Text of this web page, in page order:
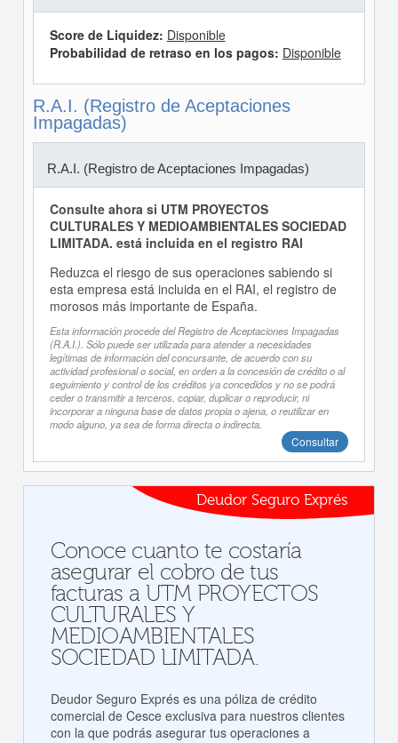
Score de Liquidez: Disponible
Probabilidad de retraso en los pagos: Disponible
R.A.I. (Registro de Aceptaciones
Impagadas)
R.A.I. (Registro de Aceptaciones Impagadas)
Consulte ahora si UTM PROYECTOS
CULTURALES Y MEDIOAMBIENTALES SOCIEDAD
LIMITADA. está incluida en el registro RAI
Reduzca el riesgo de sus operaciones sabiendo si
esta empresa está incluida en el RAI, el registro de
morosos más importante de España.
Esta información procede del Registro de Aceptaciones Impagadas
(R.A.I.). Sólo puede ser utilizada para atender a necesidades
legítimas de información del concursante, de acuerdo con su
actividad profesional o social, en orden a la concesión de crédito o al
seguimiento y control de los créditos ya concedidos y no se podrá
ceder o transmitir a terceros, copiar, duplicar o reproducir, ni
incorporar a ninguna base de datos propia o ajena, o reutilizar en
modo alguno, ya sea de forma directa o indirecta.
Consultar
Deudor Seguro Exprés
Conoce cuanto te costaría
asegurar el cobro de tus
facturas a UTM PROYECTOS
CULTURALES Y
MEDIOAMBIENTALES
SOCIEDAD LIMITADA.
Deudor Seguro Exprés es una póliza de crédito
comercial de Cesce exclusiva para nuestros clientes
con la que podrás asegurar tus operaciones a